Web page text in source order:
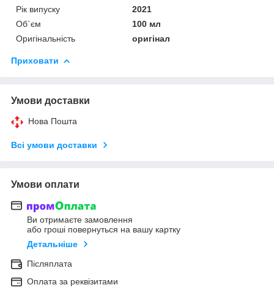
Рік випуску
2021
Об`єм
100 мл
Оригінальність
оригінал
Приховати
Умови доставки
Нова Пошта
Всі умови доставки
Умови оплати
Ви отримаєте замовлення
або гроші повернуться на вашу картку
Детальніше
Післяплата
Оплата за реквізитами